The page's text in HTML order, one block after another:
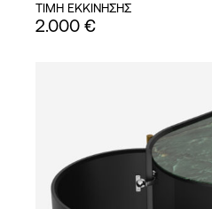
ΤΙΜΗ ΕΚΚΙΝΗΣΗΣ
2.000 €